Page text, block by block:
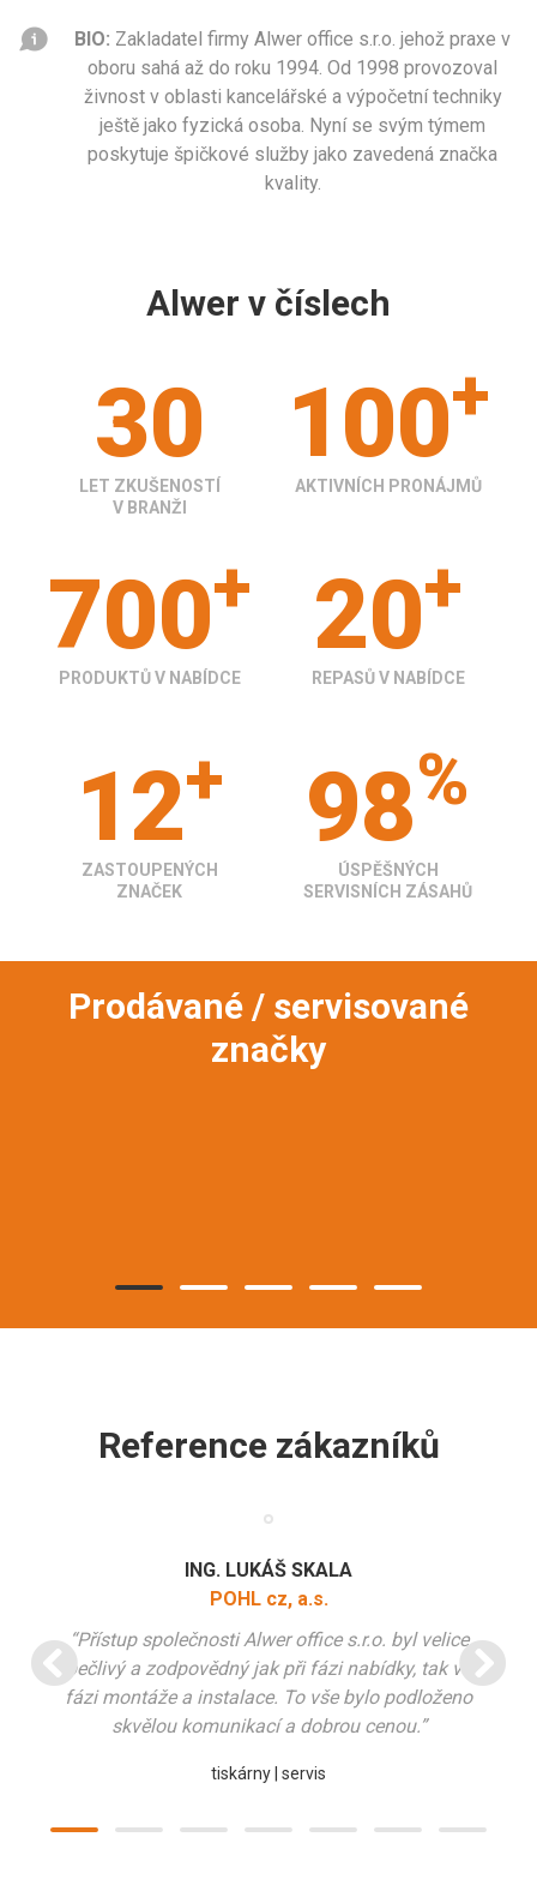
BIO: Zakladatel firmy Alwer office s.r.o. jehož praxe v
oboru sahá až do roku 1994. Od 1998 provozoval
živnost v oblasti kancelářské a výpočetní techniky
ještě jako fyzická osoba. Nyní se svým týmem
poskytuje špičkové služby jako zavedená značka
kvality.
Alwer v číslech
30
LET ZKUŠENOSTÍ
V BRANŽI
100+
AKTIVNÍCH PRONÁJMŮ
700+
PRODUKTŮ V NABÍDCE
20+
REPASŮ V NABÍDCE
12+
ZASTOUPENÝCH
ZNAČEK
98%
ÚSPĚŠNÝCH
SERVISNÍCH ZÁSAHŮ
Prodávané / servisované
značky
Reference zákazníků
ING. LUKÁŠ SKALA
POHL cz, a.s.
“Přístup společnosti Alwer office s.r.o. byl velice
pečlivý a zodpovědný jak při fázi nabídky, tak ve
fázi montáže a instalace. To vše bylo podloženo
skvělou komunikací a dobrou cenou.”
tiskárny | servis